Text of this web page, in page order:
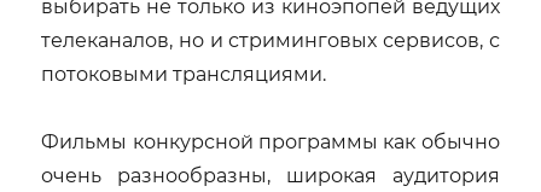
выбирать не только из киноэпопей ведущих
телеканалов, но и стриминговых сервисов, с
потоковыми трансляциями.
Фильмы конкурсной программы как обычно
очень разнообразны, широкая аудитория